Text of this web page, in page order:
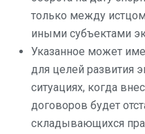
только между
иными субъектами
Указанное может
для целей развития
ситуациях, когда
договоров будет
складывающихся